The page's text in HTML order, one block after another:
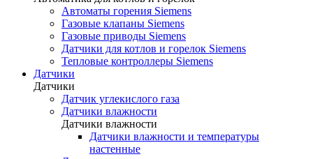
Автоматы горения Siemens
Газовые клапаны Siemens
Газовые приводы Siemens
Датчики для котлов и горелок Siemens
Тепловые контроллеры Siemens
Датчики
Датчики
Датчик углекислого газа
Датчики влажности
Датчики влажности
Датчики влажности и температуры
настенные